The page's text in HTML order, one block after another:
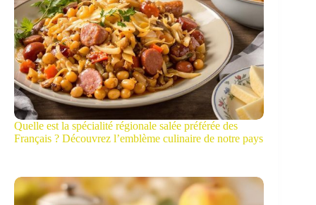
Quelle est la spécialité régionale salée préférée des
Français ? Découvrez l’emblème culinaire de notre pays